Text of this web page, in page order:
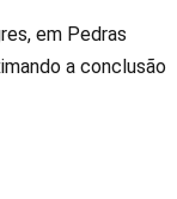
em Pedras
a conclusão